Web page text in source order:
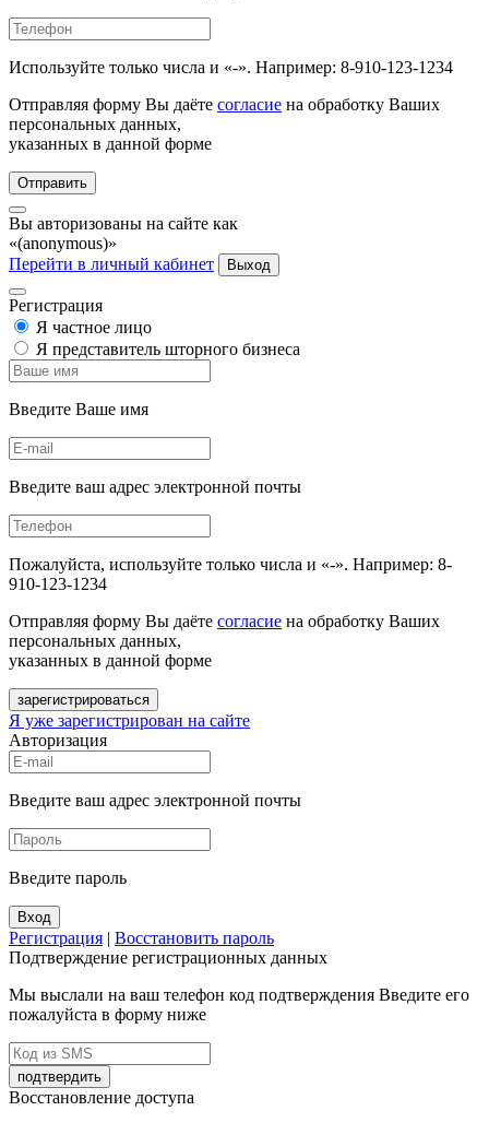
Используйте только числа и «-». Например: 8-910-123-1234
Отправляя форму Вы даёте согласие на обработку Ваших
персональных данных,
указанных в данной форме
Отправить
Вы авторизованы на сайте как
«(anonymous)»
Перейти в личный кабинет
Выход
Регистрация
Я частное лицо
Я представитель шторного бизнеса
Введите Ваше имя
Введите ваш адрес электронной почты
Пожалуйста, используйте только числа и «-». Например: 8-
910-123-1234
Отправляя форму Вы даёте согласие на обработку Ваших
персональных данных,
указанных в данной форме
зарегистрироваться
Я уже зарегистрирован на сайте
Авторизация
Введите ваш адрес электронной почты
Введите пароль
Вход
Регистрация | Восстановить пароль
Подтверждение регистрационных данных
Мы выслали на ваш телефон код подтверждения Введите его
пожалуйста в форму ниже
подтвердить
Восстановление доступа